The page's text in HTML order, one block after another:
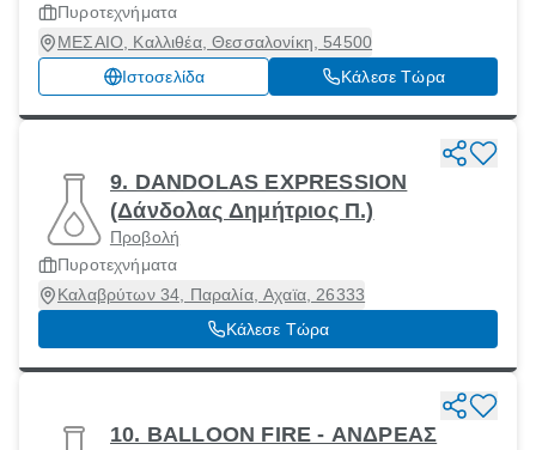
Πυροτεχνήματα
ΜΕΣΑΙΟ, Καλλιθέα, Θεσσαλονίκη, 54500
Ιστοσελίδα
Κάλεσε Τώρα
9. DANDOLAS EXPRESSION
(Δάνδολας Δημήτριος Π.)
Προβολή
Πυροτεχνήματα
Καλαβρύτων 34, Παραλία, Αχαϊα, 26333
Κάλεσε Τώρα
10. BALLOON FIRE - ΑΝΔΡΕΑΣ